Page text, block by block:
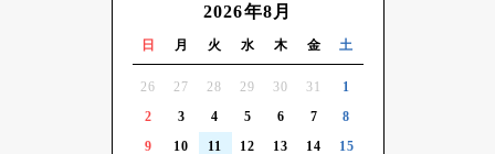
2026年8月
日 月 火 水 木 金 土
26 27 28 29 30 31
1
2
3 4 5 6 7
8
9
10 11 12 13 14 15